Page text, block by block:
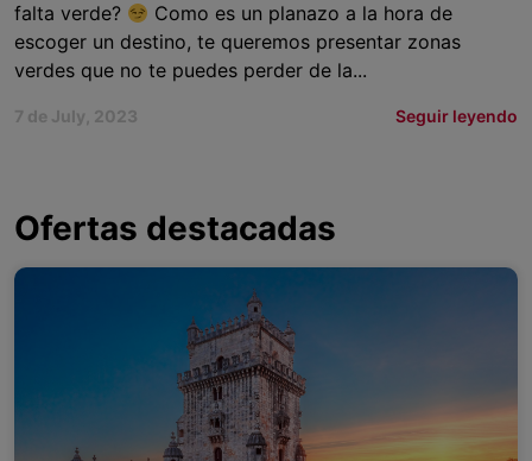
falta verde?
Como es un planazo a la hora de
escoger un destino, te queremos presentar zonas
verdes que no te puedes perder de la...
7 de July, 2023 Seguir leyendo
Ofertas destacadas